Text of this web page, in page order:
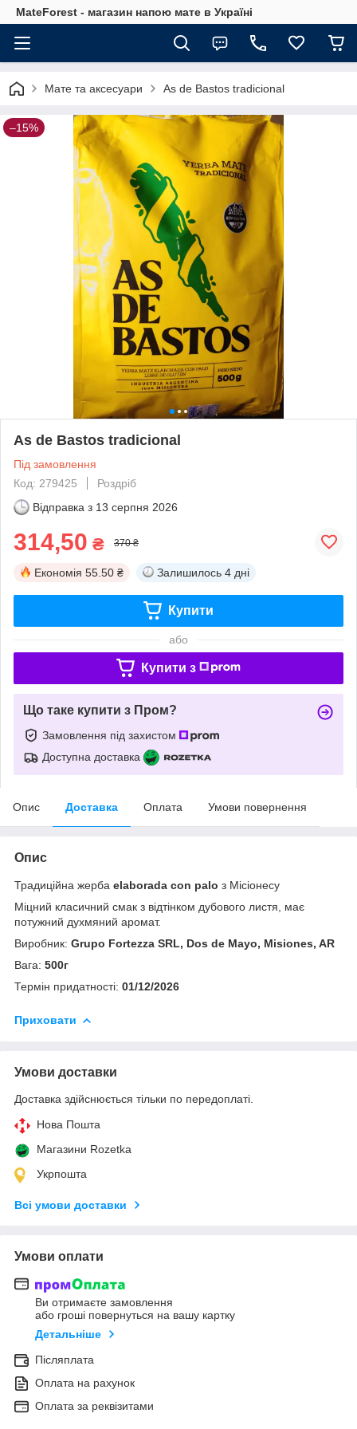
MateForest - магазин напою мате в Україні
Мате та аксесуари As de Bastos tradicional
–15%
As de Bastos tradicional
Під замовлення
Код: 279425
Роздріб
Відправка з 13 серпня 2026
314,50 ₴ 370 ₴
Економія 55.50 ₴ Залишилось 4 дні
Купити
або
Купити з
Що таке купити з Пром?
Замовлення під захистом
Доступна доставка
Опис Доставка Оплата Умови повернення
Опис
Традиційна жерба elaborada con palo з Місіонесу
Міцний класичний смак з відтінком дубового листя, має
потужний духмяний аромат.
Виробник: Grupo Fortezza SRL, Dos de Mayo, Misiones, AR
Вага: 500г
Термін придатності: 01/12/2026
Приховати
Умови доставки
Доставка здійснюється тільки по передоплаті.
Нова Пошта
Магазини Rozetka
Укрпошта
Всі умови доставки
Умови оплати
Ви отримаєте замовлення
або гроші повернуться на вашу картку
Детальніше
Післяплата
Оплата на рахунок
Оплата за реквізитами